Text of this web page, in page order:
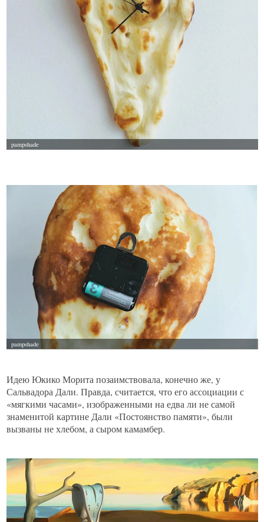
Идею Юкико Морита позаимствовала, конечно же, у
Сальвадора Дали. Правда, считается, что его ассоциации с
«мягкими часами», изображенными на едва ли не самой
знаменитой картине Дали «Постоянство памяти», были
вызваны не хлебом, а сыром камамбер.